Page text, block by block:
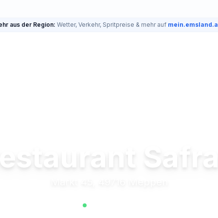
aus der Region: Wetter, Verkehr, Spritpreise & mehr auf
Jetzt geöffnet